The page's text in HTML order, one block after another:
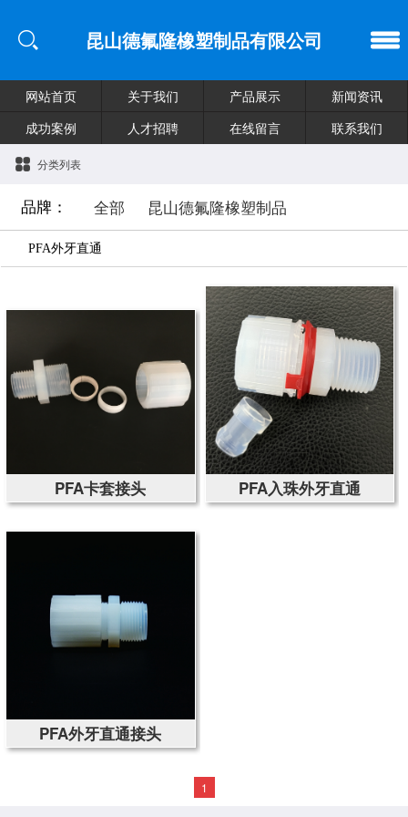
昆山德氟隆橡塑制品有限公司
网站首页 关于我们 产品展示
新闻资讯
成功案例
人才招聘 在线留言 联系我们
分类列表
品牌： 全部 昆山德氟隆橡塑制品
PFA外牙直通
PFA卡套接头 PFA入珠外牙直通
PFA外牙直通接头
1